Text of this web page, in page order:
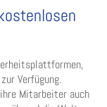
Verfügung.
Mitarbeiter auch